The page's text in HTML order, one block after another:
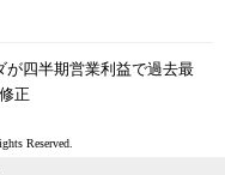
が四半期営業利益で過去最
正
Reserved.